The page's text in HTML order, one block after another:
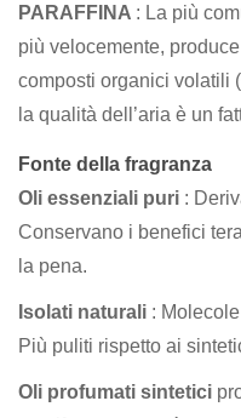
PARAFFINA : La più
più velocemente,
composti organici volatili
la qualità dell’aria è un
Fonte della fragranza
Oli essenziali puri :
Conservano i benefici
la pena.
Isolati naturali :
Più puliti rispetto ai
Oli profumati sintetici